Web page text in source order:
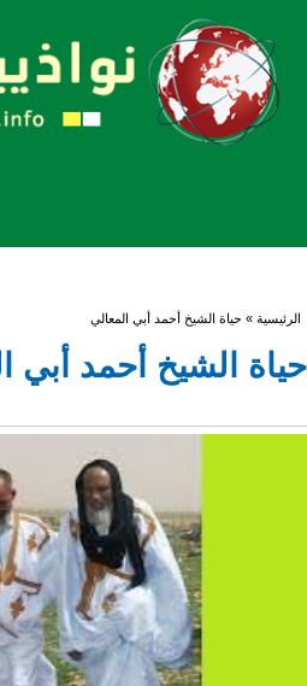
أنت هنا
الرئيسية » حياة الشيخ أحمد أبي المعالي
حياة الشيخ أحمد أبي